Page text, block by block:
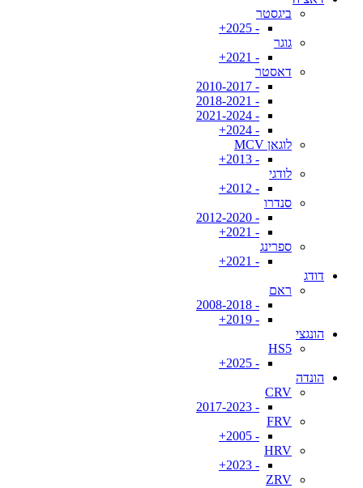
ביגסטר
- 2025+
גוגר
- 2021+
דאסטר
- 2010-2017
- 2018-2021
- 2021-2024
- 2024+
לוגאן MCV
- 2013+
לודגי
- 2012+
סנדרו
- 2012-2020
- 2021+
ספרינג
- 2021+
דודג
ראם
- 2008-2018
- 2019+
הונגצי
HS5
- 2025+
הונדה
CRV
- 2017-2023
FRV
- 2005+
HRV
- 2023+
ZRV